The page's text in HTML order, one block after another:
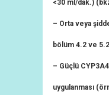
<30 ml/dak.)
– Orta veya
bölüm 4.2 ve
– Güçlü
uygulanması